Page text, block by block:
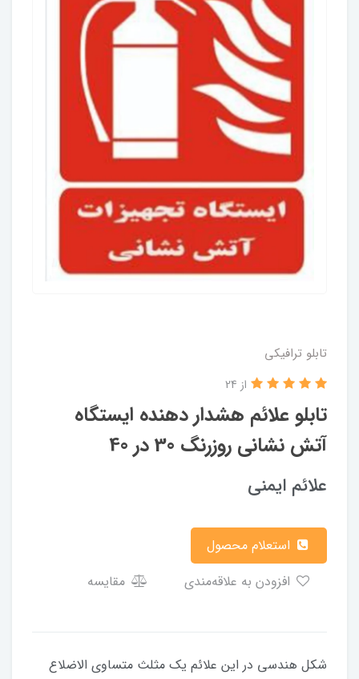
تابلو ترافیکی
تابلو علائم هشدار دهنده ایستگاه
آتش نشانی روزرنگ 30 در 40
از 24
علائم ایمنی
مقایسه
شکل هندسی در این علائم یک مثلث متساوی الاضلاع